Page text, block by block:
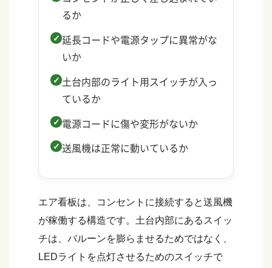
るか
延長コードや電源タップに異常がな
いか
土台内部のライト用スイッチが入っ
ているか
電源コードに傷や変形がないか
送風機は正常に動いているか
エア看板は、コンセントに接続すると送風機
が稼働する構造です。土台内部にあるスイッ
チは、バルーンを膨らませるためではなく、
LEDライトを点灯させるためのスイッチで